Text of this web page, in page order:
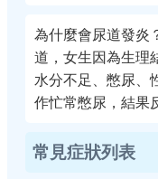
為什麼會尿道發炎
道，女生因為生理
水分不足、憋尿、
作忙常憋尿，結果
常見症狀列表